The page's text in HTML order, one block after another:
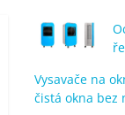
Vysavače na
čistá okna bez